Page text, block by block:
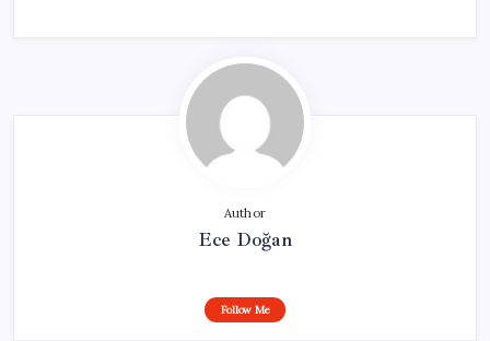
Author
Ece Doğan
Follow Me